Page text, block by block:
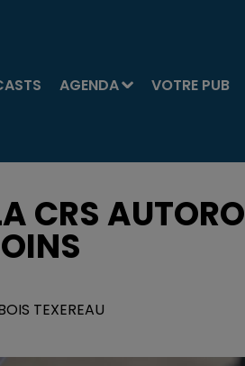
AGENDA VOTRE PUB
CRS
TEXEREAU